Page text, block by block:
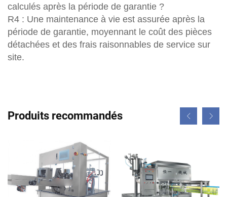
calculés après la période de garantie ?
R4 : Une maintenance à vie est assurée après la
période de garantie, moyennant le coût des pièces
détachées et des frais raisonnables de service sur
site.
Produits recommandés